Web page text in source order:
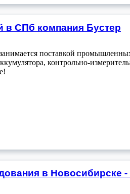
в СПб компания Бустер
поставкой
контрольно-
в Новосибирске -